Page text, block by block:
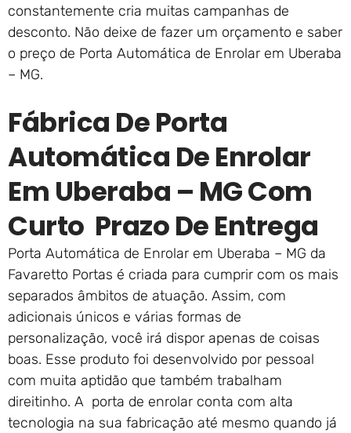
constantemente cria muitas campanhas de
desconto. Não deixe de fazer um orçamento e saber
o preço de Porta Automática de Enrolar em Uberaba
– MG.
Fábrica De Porta
Automática De Enrolar
Em Uberaba – MG Com
Curto Prazo De Entrega
Porta Automática de Enrolar em Uberaba – MG da
Favaretto Portas é criada para cumprir com os mais
separados âmbitos de atuação. Assim, com
adicionais únicos e várias formas de
personalização, você irá dispor apenas de coisas
boas. Esse produto foi desenvolvido por pessoal
com muita aptidão que também trabalham
direitinho. A porta de enrolar conta com alta
tecnologia na sua fabricação até mesmo quando já